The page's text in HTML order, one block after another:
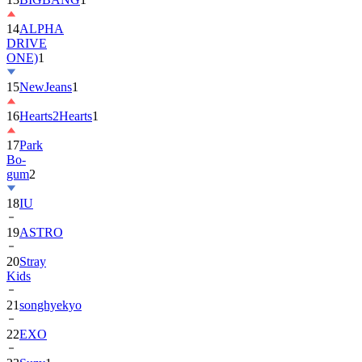
14ALPHA
DRIVE
ONE)1
15NewJeans1
16Hearts2Hearts1
17Park
Bo-
gum2
18IU
19ASTRO
20Stray
Kids
21songhyekyo
22EXO